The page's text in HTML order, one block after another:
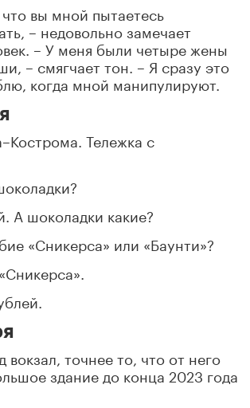
вы мной пытаетесь
– недовольно замечает
– У меня были четыре жены
– смягчает тон. – Я сразу это
когда мной манипулируют.
Тележка с
А шоколадки какие?
«Сникерса» или «Баунти»?
точнее то, что от него
здание до конца 2023 года